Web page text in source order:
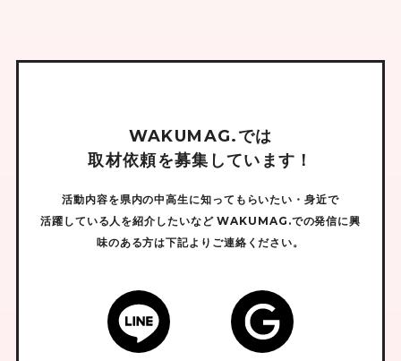
WAKUMAG.では
取材依頼を募集 してい ます ！
活動内容を県内の中高生に知ってもらいたい・身近で
活躍している人を紹介したいなどWAKUMAG.での発信に興
味のある方は下記よりご連絡ください。